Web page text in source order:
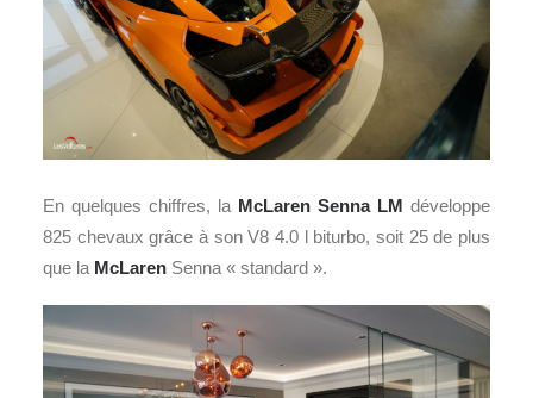
En quelques chiffres, la McLaren Senna LM développe
825 chevaux grâce à son V8 4.0 l biturbo, soit 25 de plus
que la McLaren Senna « standard ».